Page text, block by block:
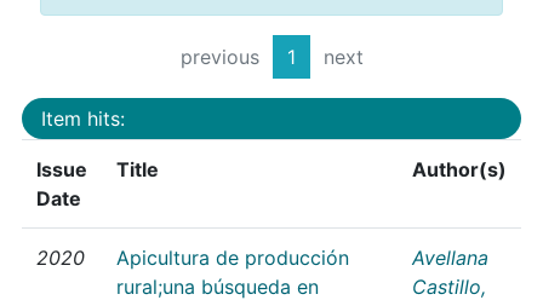
previous 1 next
Item hits:
Issue
Date
Title Author(s)
2020
Apicultura de producción
rural;una búsqueda en
Avellana
Castillo,